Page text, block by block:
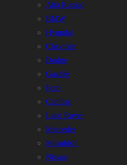
Alfa Romeo
BMW
Hyundai
Chevrolet
Dodge
Gazelle
Ford
Cadillac
Land Rover
Mercedes
Mitsubishi
Nissan